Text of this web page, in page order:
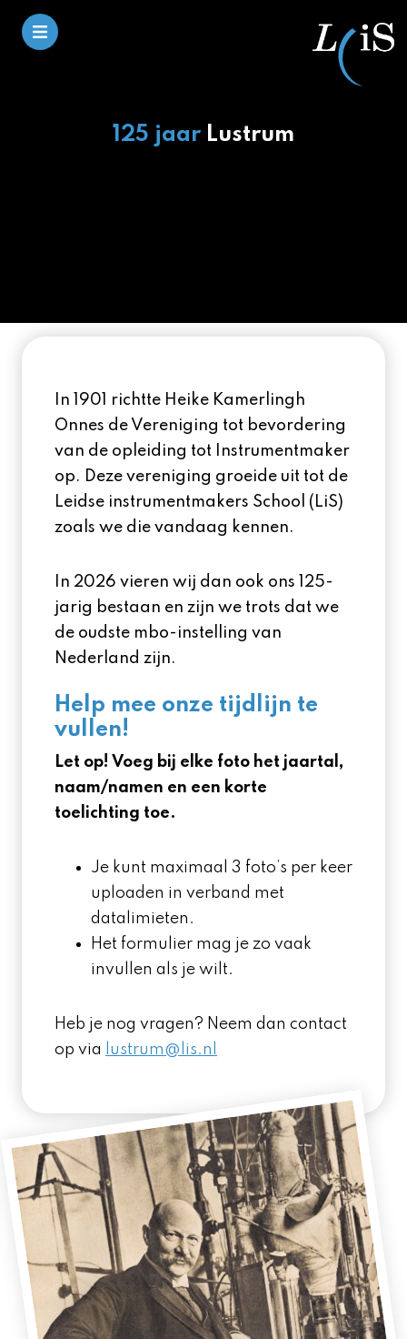
125 jaar Lustrum
In 1901 richtte Heike Kamerlingh
Onnes de Vereniging tot bevordering
van de opleiding tot Instrumentmaker
op. Deze vereniging groeide uit tot de
Leidse instrumentmakers School (LiS)
zoals we die vandaag kennen.
In 2026 vieren wij dan ook ons 125-
jarig bestaan en zijn we trots dat we
de oudste mbo-instelling van
Nederland zijn.
Help mee onze tijdlijn te
vullen!
Let op! Voeg bij elke foto het jaartal,
naam/namen en een korte
toelichting toe.
Je kunt maximaal 3 foto’s per keer
uploaden in verband met
datalimieten.
Het formulier mag je zo vaak
invullen als je wilt.
Heb je nog vragen? Neem dan contact
op via
lustrum@lis.nl